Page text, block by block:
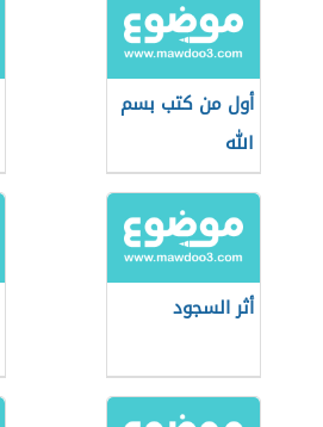
أول من كتب بسم
الله
أثر السجود